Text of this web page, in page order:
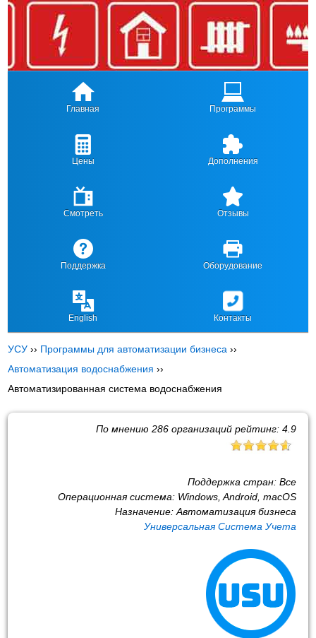
Главная Программы
Цены Дополнения
Смотреть Отзывы
Поддержка Оборудование
English Контакты
УСУ ›› Программы для автоматизации бизнеса ››
Автоматизация водоснабжения ››
Автоматизированная система водоснабжения
По мнению 286организаций рейтинг: 4.9
Поддержка стран: Все
Операционная система: Windows, Android, macOS
Назначение: Автоматизация бизнеса
Универсальная Система Учета